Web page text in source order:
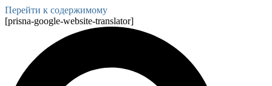
Перейти к содержимому
[prisna-google-website-translator]